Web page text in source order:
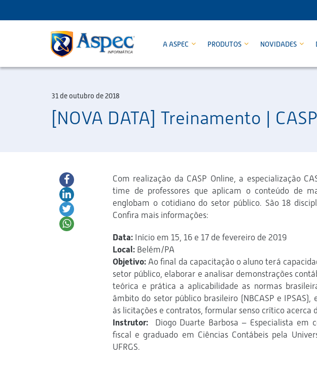
A ASPEC PRODUTOS NOVIDADES
31 de outubro de 2018
[NOVA DATA] Treinamento |
Com realização da CASP Online, a especialização
time de professores que aplicam o conteúdo de
englobam o cotidiano do setor público. São 18
Confira mais informações:
Data: Início em 15, 16 e 17 de fevereiro de 2019
Local: Belém/PA
Objetivo: Ao final da capacitação o aluno terá
setor público, elaborar e analisar demonstrações
teórica e prática a aplicabilidade as normas
âmbito do setor público brasileiro (NBCASP e
às licitações e contratos, formular senso crítico acerca
Instrutor:
Diogo Duarte Barbosa – Especialista em
fiscal e graduado em Ciências Contábeis pela
UFRGS.